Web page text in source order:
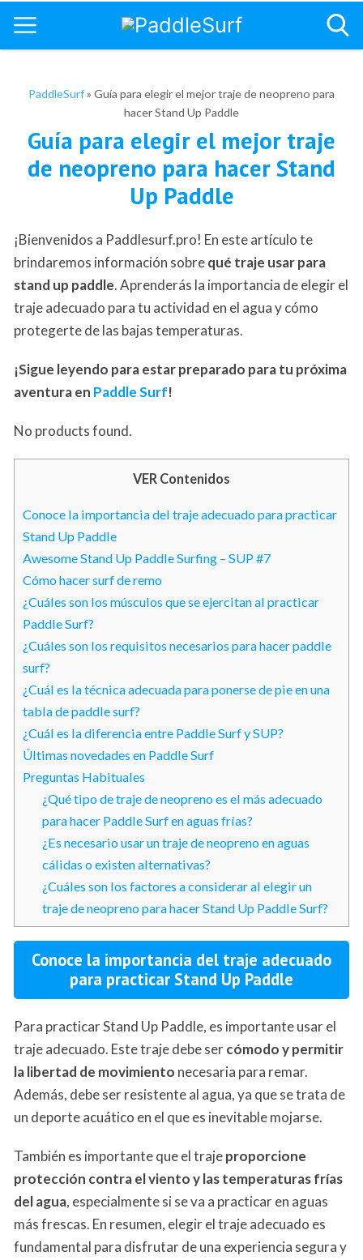
PaddleSurf» Guía para elegir el mejor traje de neopreno para
hacer Stand Up Paddle
Guía para elegir el mejor traje
de neopreno para hacer Stand
Up Paddle
¡Bienvenidos a Paddlesurf.pro! En este artículo te
brindaremos información sobrequé traje usar para
stand up paddle. Aprenderás la importancia de elegir el
traje adecuado para tu actividad en el agua y cómo
protegerte de las bajas temperaturas.
¡Sigue leyendo para estar preparado para tu próxima
aventura en Paddle Surf!
No products found.
VER Contenidos
Conoce la importancia del traje adecuado para practicar
Stand Up Paddle
Awesome Stand Up Paddle Surfing – SUP #7
Cómo hacer surf de remo
¿Cuáles son los músculos que se ejercitan al practicar
Paddle Surf?
¿Cuáles son los requisitos necesarios para hacer paddle
surf?
¿Cuál es la técnica adecuada para ponerse de pie en una
tabla de paddle surf?
¿Cuál es la diferencia entre Paddle Surf y SUP?
Últimas novedades en Paddle Surf
Preguntas Habituales
¿Qué tipo de traje de neopreno es el más adecuado
para hacer Paddle Surf en aguas frías?
¿Es necesario usar un traje de neopreno en aguas
cálidas o existen alternativas?
¿Cuáles son los factores a considerar al elegir un
traje de neopreno para hacer Stand Up Paddle Surf?
Conoce la importancia del traje adecuado
para practicar Stand Up Paddle
Para practicar Stand Up Paddle, es importante usar el
traje adecuado. Este traje debe sercómodo y permitir
la libertad de movimiento necesaria para remar.
Además, debe ser resistente al agua, ya que se trata de
un deporte acuático en el que es inevitable mojarse.
También es importante que el trajeproporcione
protección contra el viento y las temperaturas frías
del agua, especialmente si se va a practicar en aguas
más frescas. En resumen, elegir el traje adecuado es
fundamental para disfrutar de una experiencia segura y